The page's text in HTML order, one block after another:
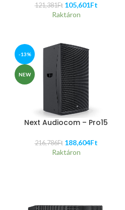
121,381Ft 105,601Ft
Raktáron
-13%
NEW
Next Audiocom – Pro15
216,786Ft 188,604Ft
Raktáron